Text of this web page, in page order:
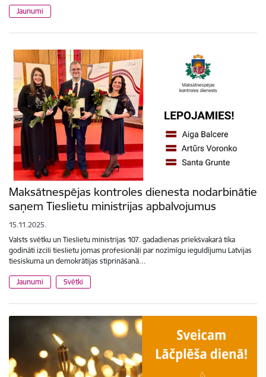
Jaunumi
Maksātnespējas kontroles dienesta nodarbinātie
saņem Tieslietu ministrijas apbalvojumus
15.11.2025.
Valsts svētku un Tieslietu ministrijas 107. gadadienas priekšvakarā tika
godināti izcili tieslietu jomas profesionāļi par nozīmīgu ieguldījumu Latvijas
tiesiskuma un demokrātijas stiprināšanā…
Jaunumi Svētki